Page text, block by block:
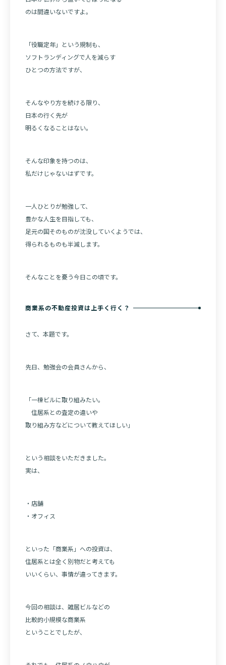
のは間違いないですよ。
「役職定年」という規制も、
ソフトランディングで人を減らす
ひとつの方法ですが、
そんなやり方を続ける限り、
日本の行く先が
明るくなることはない。
そんな印象を持つのは、
私だけじゃないはずです。
一人ひとりが勉強して、
豊かな人生を目指しても、
足元の国そのものが沈没していくようでは、
得られるものも半減します。
そんなことを憂う今日この頃です。
商業系の不動産投資は上手く行く？
さて、本題です。
先日、勉強会の会員さんから、
「一棟ビルに取り組みたい。
住居系との査定の違いや
取り組み方などについて教えてほしい」
という相談をいただきました。
実は、
・店舗
・オフィス
といった「商業系」への投資は、
住居系とは全く別物だと考えても
いいくらい、事情が違ってきます。
今回の相談は、雑居ビルなどの
比較的小規模な商業系
ということでしたが、